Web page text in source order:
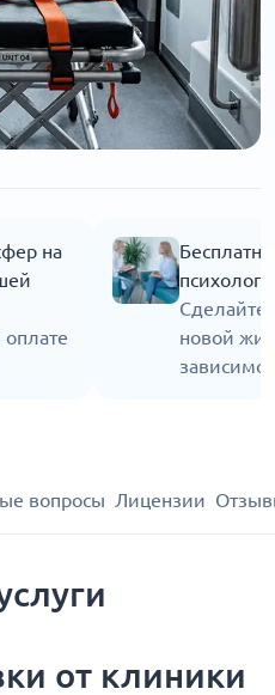
на
оплате
психолога
Сделайте
новой
вопросы Лицензии
от клиники